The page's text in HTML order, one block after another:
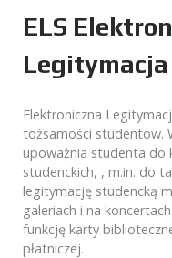
ELS
Elektroniczna
tożsamości studentów.
upoważnia studenta do
studenckich, , m.in. do
legitymację studencką
galeriach i na
funkcję karty
płatniczej.